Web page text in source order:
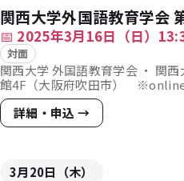
関西大学外国語教育学会
📅 2025年3月16日（日）
対面
関西大学 外国語教育学会 ・ 関
館4F（大阪府吹田市）
詳細・申込 →
3月20日（木）